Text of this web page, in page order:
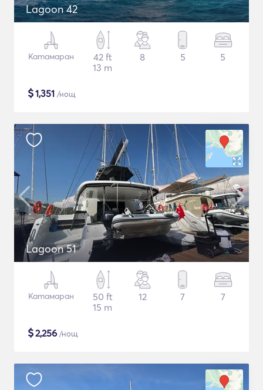
Lagoon 42
Катамаран
42 ft
13 m
8 5 5
$1,351 /нощ
Lagoon 51
Катамаран
50 ft
15 m
12 7 7
$2,256 /нощ